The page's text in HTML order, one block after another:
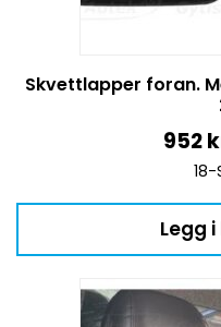
Skvettlapper foran.
952
18-
Legg